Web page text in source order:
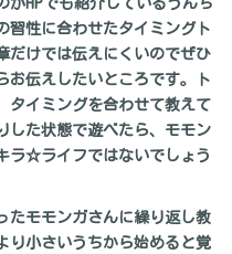
がHPでも紹介しているうんち
習性に合わせたタイミングト
だけでは伝えにくいのでぜひ
お伝えしたいところです。ト
タイミングを合わせて教えて
した状態で遊べたら、モモン
ラ☆ライフではないでしょう
たモモンガさんに繰り返し教
り小さいうちから始めると覚